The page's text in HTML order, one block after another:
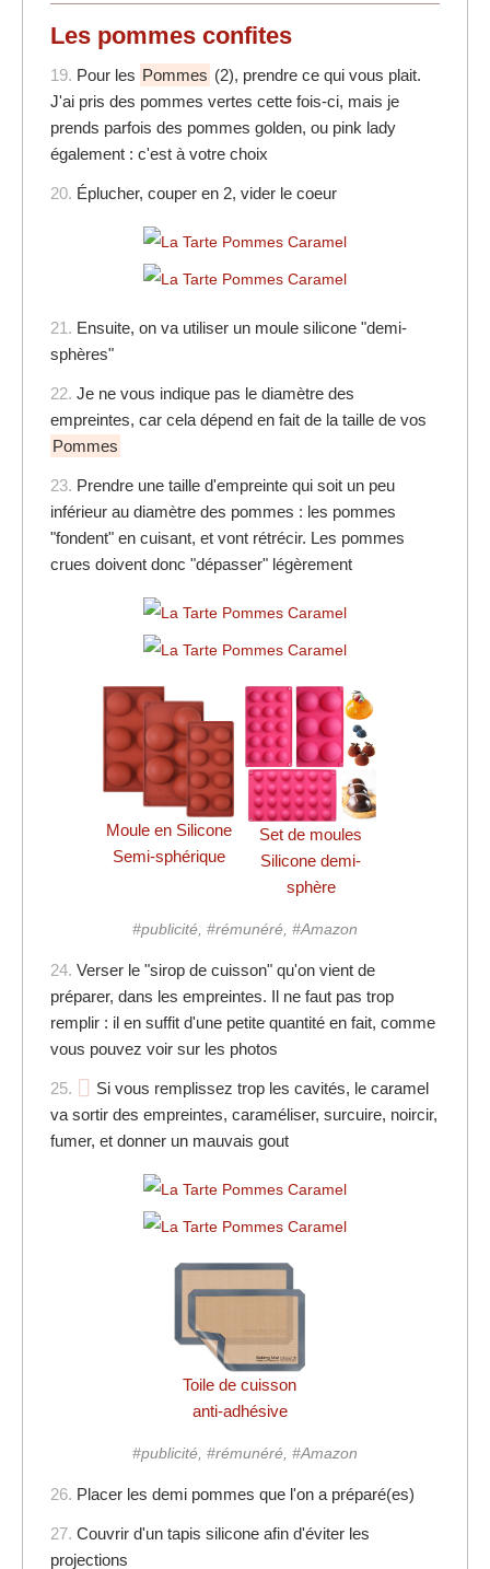
Les pommes confites
19. Pour les Pommes (2), prendre ce qui vous plait.
J'ai pris des pommes vertes cette fois-ci, mais je
prends parfois des pommes golden, ou pink lady
également : c'est à votre choix
20. Éplucher, couper en 2, vider le coeur
21. Ensuite, on va utiliser un moule silicone "demi-
sphères"
22. Je ne vous indique pas le diamètre des
empreintes, car cela dépend en fait de la taille de vos
Pommes
23. Prendre une taille d'empreinte qui soit un peu
inférieur au diamètre des pommes : les pommes
"fondent" en cuisant, et vont rétrécir. Les pommes
crues doivent donc "dépasser" légèrement
Moule en Silicone
Semi-sphérique
Set de moules
Silicone demi-
sphère
#publicité, #rémunéré, #Amazon
24. Verser le "sirop de cuisson" qu'on vient de
préparer, dans les empreintes. Il ne faut pas trop
remplir : il en suffit d'une petite quantité en fait, comme
vous pouvez voir sur les photos
25.
Si vous remplissez trop les cavités, le caramel
va sortir des empreintes, caraméliser, surcuire, noircir,
fumer, et donner un mauvais gout
Toile de cuisson
anti-adhésive
#publicité, #rémunéré, #Amazon
26. Placer les demi pommes que l'on a préparé(es)
27. Couvrir d'un tapis silicone afin d'éviter les
projections